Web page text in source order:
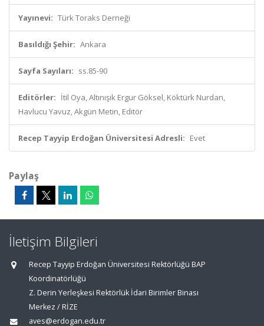
Yayınevi: Türk Toraks Derneği
Basıldığı Şehir: Ankara
Sayfa Sayıları: ss.85-90
Editörler: İtil Oya, Altınışık Ergur Göksel, Köktürk Nurdan,
Havlucu Yavuz, Akgün Metin, Editör
Recep Tayyip Erdoğan Üniversitesi Adresli: Evet
Paylaş
İletişim Bilgileri
Recep Tayyip Erdoğan Üniversitesi Rektörlüğü BAP
Koordinatörlüğü
Z. Derin Yerleşkesi Rektörlük İdari Birimler Binası
Merkez / RİZE
aves@erdogan.edu.tr